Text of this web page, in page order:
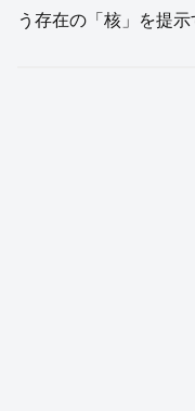
う存在の「核」を提